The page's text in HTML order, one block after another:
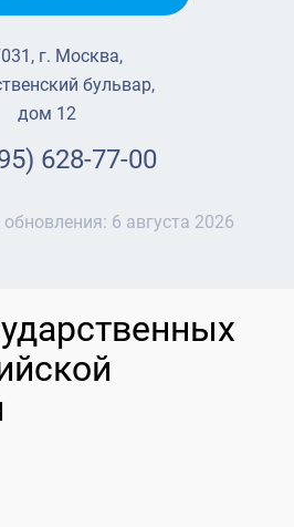
г. Москва,
бульвар,
дом 12
628-77-00
6 августа 2026